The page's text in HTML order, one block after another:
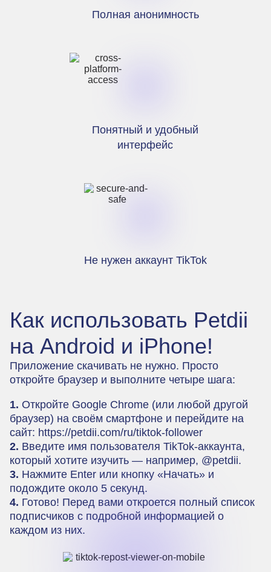
Полная анонимность
Понятный и удобный
интерфейс
Не нужен аккаунт TikTok
Как использовать Petdii
на Android и iPhone!
Приложение скачивать не нужно. Просто
откройте браузер и выполните четыре шага:
1. Откройте Google Chrome (или любой другой
браузер) на своём смартфоне и перейдите на
сайт: https://petdii.com/ru/tiktok-follower
2. Введите имя пользователя TikTok-аккаунта,
который хотите изучить — например, @petdii.
3. Нажмите Enter или кнопку «Начать» и
подождите около 5 секунд.
4. Готово! Перед вами откроется полный список
подписчиков с подробной информацией о
каждом из них.